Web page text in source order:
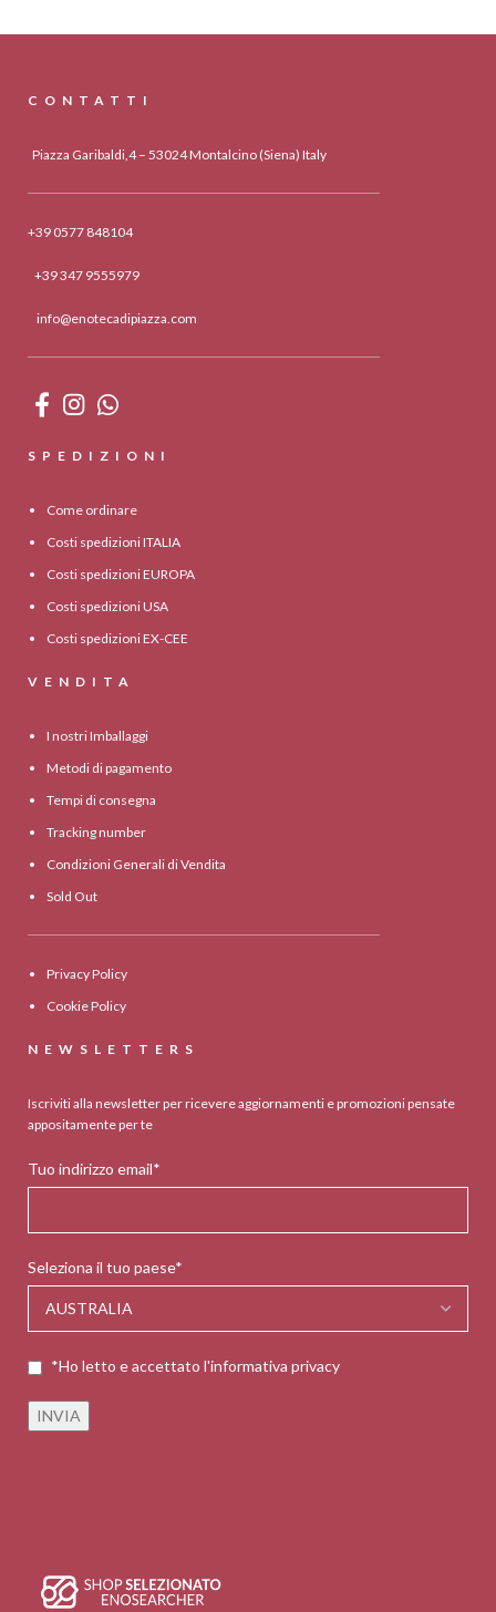
CONTATTI
Piazza Garibaldi,4 – 53024 Montalcino (Siena) Italy
+39 0577 848104
+39 347 9555979
info@enotecadipiazza.com
SPEDIZIONI
Come ordinare
Costi spedizioni ITALIA
Costi spedizioni EUROPA
Costi spedizioni USA
Costi spedizioni EX-CEE
VENDITA
I nostri Imballaggi
Metodi di pagamento
Tempi di consegna
Tracking number
Condizioni Generali di Vendita
Sold Out
Privacy Policy
Cookie Policy
NEWSLETTERS
Iscriviti alla newsletter per ricevere aggiornamenti e promozioni pensate
appositamente per te
Tuo indirizzo email*
Seleziona il tuo paese*
*Ho letto e accettato l'informativa privacy